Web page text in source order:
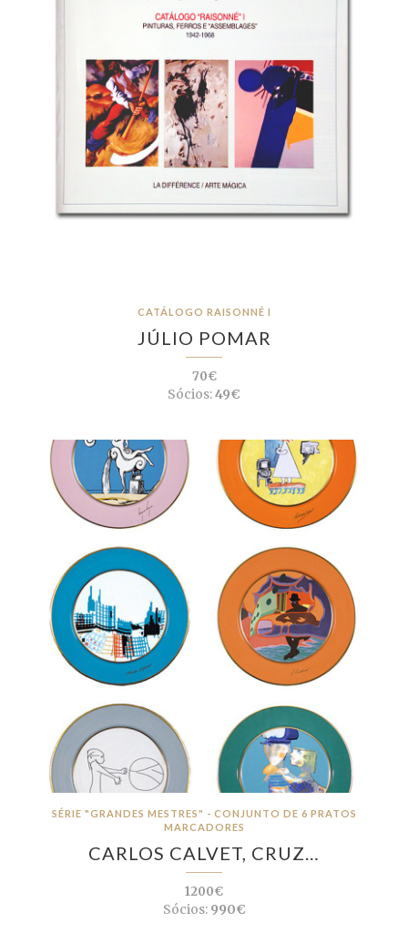
CATÁLOGO RAISONNÉ I
JÚLIO POMAR
70€
Sócios:49€
SÉRIE "GRANDES MESTRES" - CONJUNTO DE 6 PRATOS
MARCADORES
CARLOS CALVET, CRUZ…
1200€
Sócios:990€